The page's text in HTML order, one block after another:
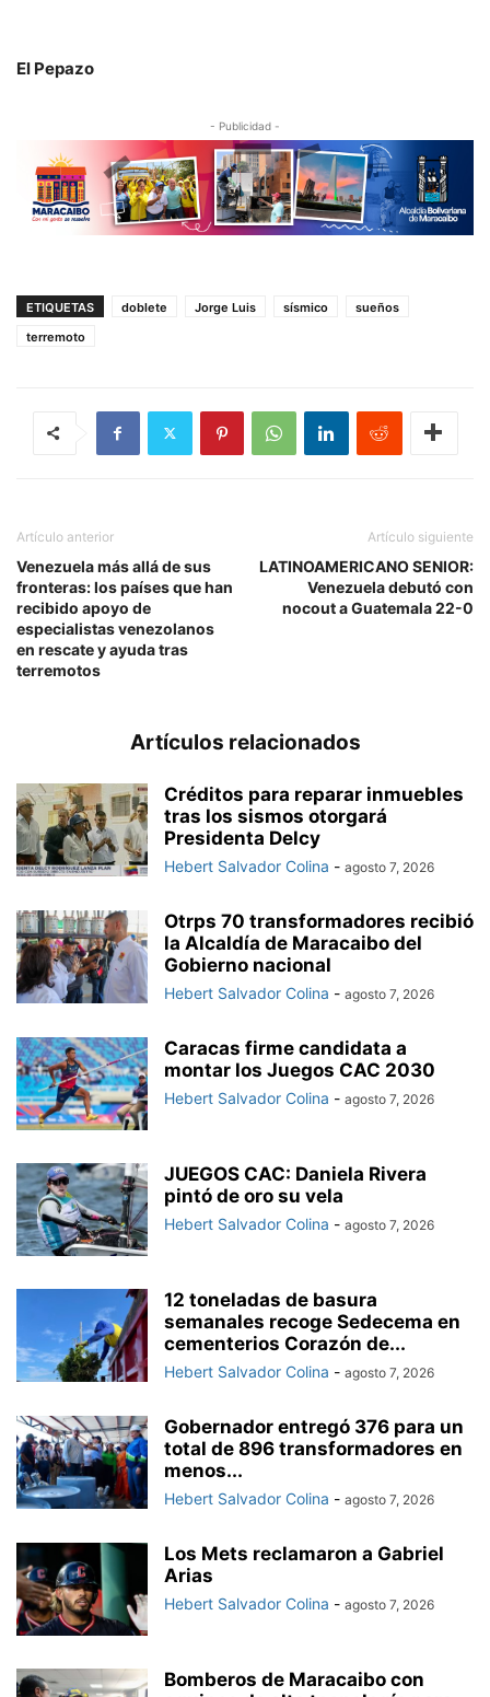
El Pepazo
- Publicidad -
ETIQUETAS doblete Jorge Luis sísmico
sueños
terremoto
Artículo anterior
Venezuela más allá de sus
fronteras: los países que han
recibido apoyo de
especialistas venezolanos
en rescate y ayuda tras
terremotos
Artículo siguiente
LATINOAMERICANO SENIOR:
Venezuela debutó con
nocout a Guatemala 22-0
Artículos relacionados
Créditos para reparar inmuebles
tras los sismos otorgará
Presidenta Delcy
Hebert Salvador Colina - agosto 7, 2026
Otrps 70 transformadores recibió
la Alcaldía de Maracaibo del
Gobierno nacional
Hebert Salvador Colina - agosto 7, 2026
Caracas firme candidata a
montar los Juegos CAC 2030
Hebert Salvador Colina - agosto 7, 2026
JUEGOS CAC: Daniela Rivera
pintó de oro su vela
Hebert Salvador Colina - agosto 7, 2026
12 toneladas de basura
semanales recoge Sedecema en
cementerios Corazón de...
Hebert Salvador Colina - agosto 7, 2026
Gobernador entregó 376 para un
total de 896 transformadores en
menos...
Hebert Salvador Colina - agosto 7, 2026
Los Mets reclamaron a Gabriel
Arias
Hebert Salvador Colina - agosto 7, 2026
Bomberos de Maracaibo con